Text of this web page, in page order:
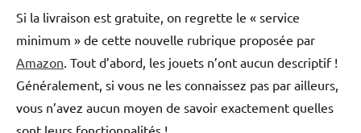
Si la livraison est gratuite, on regrette le « service
minimum » de cette nouvelle rubrique proposée par
Amazon . Tout d’abord, les jouets n’ont aucun descriptif !
Généralement, si vous ne les connaissez pas par ailleurs,
vous n’avez aucun moyen de savoir exactement quelles
sont leurs fonctionnalités !